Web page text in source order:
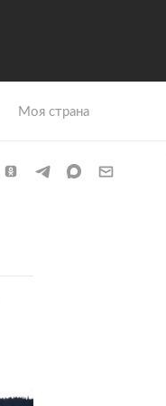
Моя страна